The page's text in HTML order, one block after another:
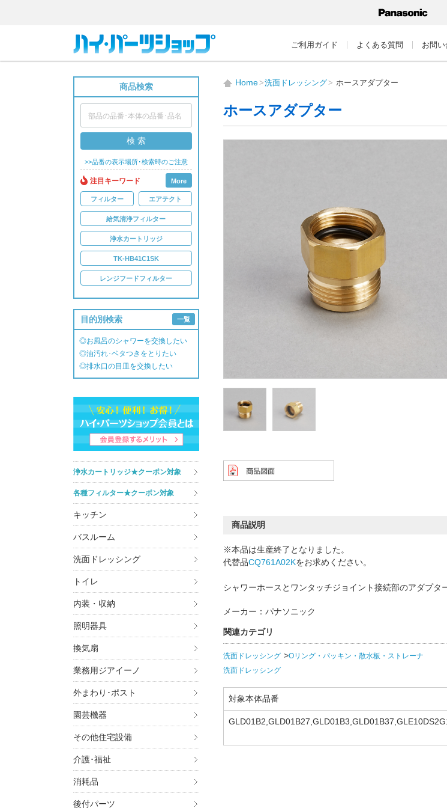
ご利用ガイド よくある質問 お問
商品検索
検 索
>>品番の表示場所･検索時のご注意
注目キーワード More
フィルター エアテクト
給気清浄フィルター
浄水カートリッジ
TK-HB41C1SK
レンジフードフィルター
目的別検索 一覧
◎お風呂のシャワーを交換したい
◎油汚れ･ベタつきをとりたい
◎排水口の目皿を交換したい
浄水カートリッジ★クーポン対象
各種フィルター★クーポン対象
キッチン
バスルーム
洗面ドレッシング
トイレ
内装・収納
照明器具
換気扇
業務用ジアイーノ
外まわり･ポスト
園芸機器
その他住宅設備
介護･福祉
消耗品
後付パーツ
Home 洗面ドレッシング ホースアダプター
ホースアダプター
商品説明
※本品は生産終了となりました。
代替品CQ761A02Kをお求めください。
シャワーホースとワンタッチジョイント接続部のアダプター
メーカー：パナソニック
関連カテゴリ
洗面ドレッシング
Oリング・パッキン・散水板・ストレーナ
洗面ドレッシング
対象本体品番